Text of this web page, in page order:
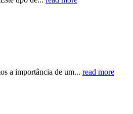
a importância de um... read more